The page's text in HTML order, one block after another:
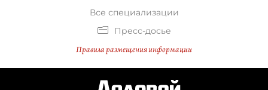
Все специализации
Пресс-досье
Правила размещения информации